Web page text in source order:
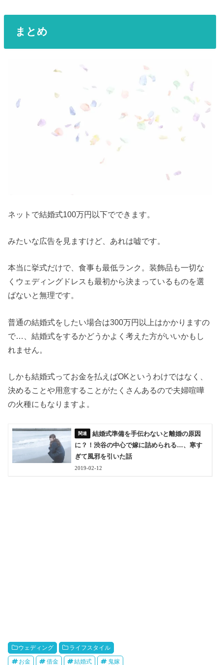
まとめ
ネットで結婚式100万円以下でできます。
みたいな広告を見ますけど、あれは嘘です。
本当に挙式だけで、食事も最低ランク。装飾品も一切な
くウェディングドレスも最初から決まっているものを選
ばないと無理です。
普通の結婚式をしたい場合は300万円以上はかかりますの
で…、結婚式をするかどうかよく考えた方がいいかもし
れません。
しかも結婚式ってお金を払えばOKというわけではなく、
決めることや用意することがたくさんあるので夫婦喧嘩
の火種にもなりますよ。
結婚式準備を手伝わないと離婚の原因
に？！渋谷の中心で嫁に詰められる…、寒す
ぎて風邪を引いた話
2019-02-12
ウェディング ライフスタイル
お金 借金 結婚式 鬼嫁